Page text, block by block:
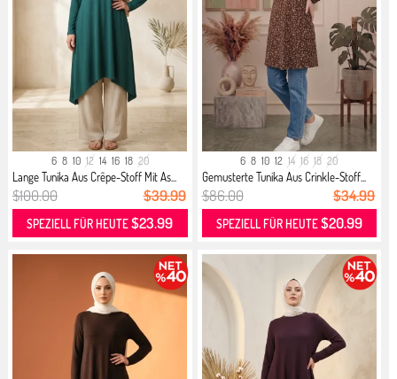
6 8 10 12 14 16 18 20
Lange Tunika Aus Crêpe-Stoff Mit As...
$100.00 $39.99
SPEZIELL FÜR HEUTE$23.99
6 8 10 12 14 16 18 20
Gemusterte Tunika Aus Crinkle-Stoff...
$86.00 $34.99
SPEZIELL FÜR HEUTE$20.99